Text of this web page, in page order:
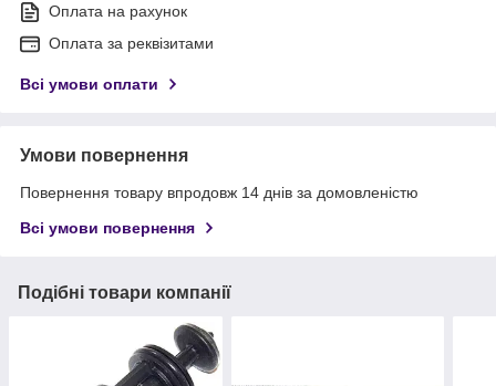
Оплата на рахунок
Оплата за реквізитами
Всі умови оплати
Умови повернення
Повернення товару впродовж 14 днів за домовленістю
Всі умови повернення
Подібні товари компанії